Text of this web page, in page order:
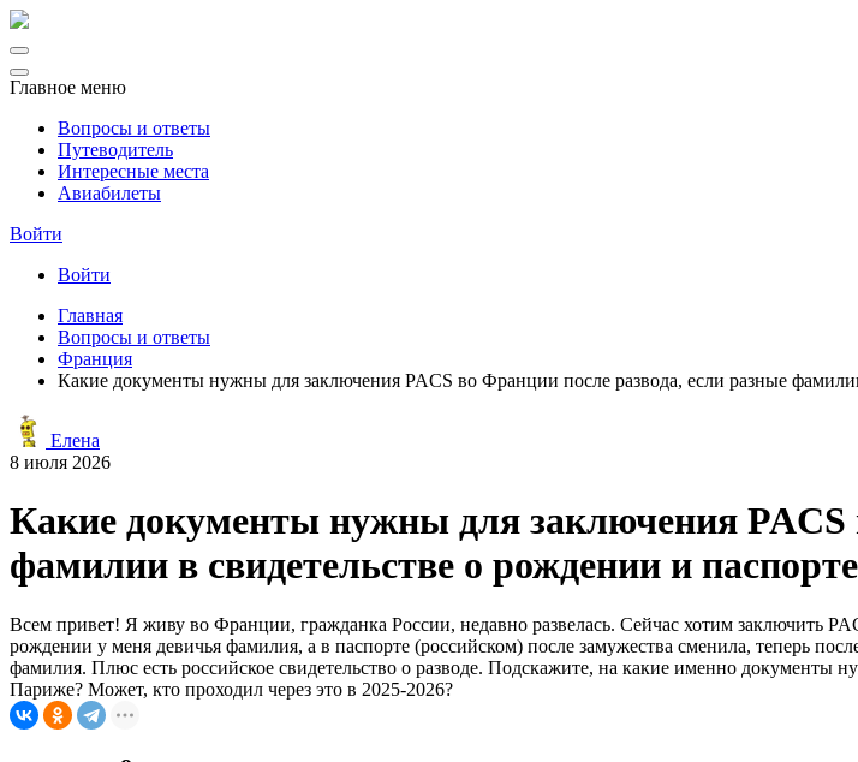
Главное меню
Вопросы и ответы
Путеводитель
Интересные места
Авиабилеты
Войти
Войти
Главная
Вопросы и ответы
Франция
Какие документы нужны для заключения PACS во Франции после развода, если разные
Елена
8 июля 2026
Какие документы нужны для заключения PACS
фамилии в свидетельстве о рождении и
Всем привет! Я живу во Франции, гражданка России, недавно развелась. Сейчас хотим заключить
рождении у меня девичья фамилия, а в паспорте (российском) после замужества сменила, теперь
фамилия. Плюс есть российское свидетельство о разводе. Подскажите, на какие именно документы
Париже? Может, кто проходил через это в 2025-2026?